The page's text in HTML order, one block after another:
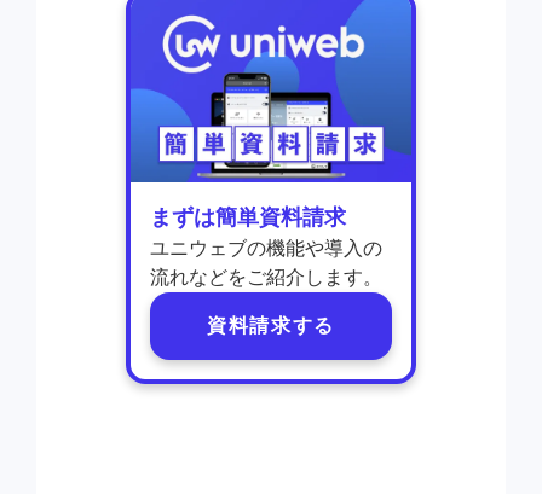
まずは簡単資料請求
ユニウェブの機能や導入の
流れなどをご紹介します。
資料請求する